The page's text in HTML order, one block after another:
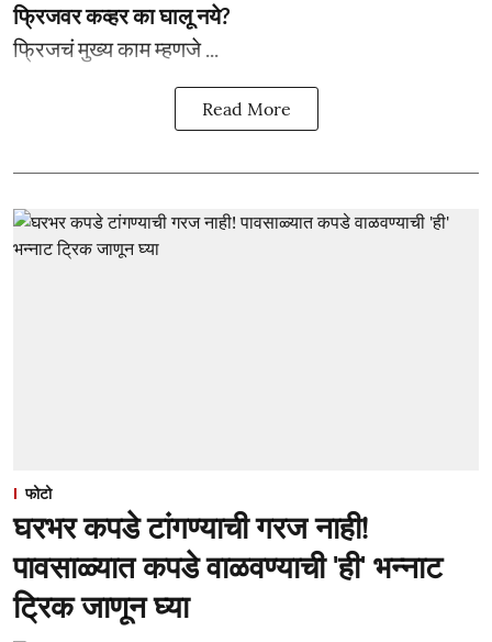
फ्रिजवर कव्हर का घालू नये?
फ्रिजचं मुख्य काम म्हणजे ...
Read More
फोटो
घरभर कपडे टांगण्याची गरज नाही!
पावसाळ्यात कपडे वाळवण्याची 'ही' भन्नाट
ट्रिक जाणून घ्या